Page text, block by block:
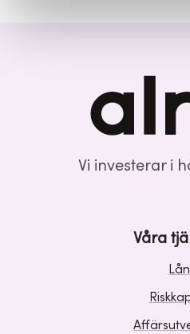
Vi investerar i
Våra
Lån